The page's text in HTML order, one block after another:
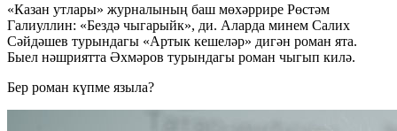
«Казан утлары» журналының баш мөхәррире Рөстәм
Галиуллин: «Бездә чыгарыйк», ди. Аларда минем Салих
Сәйдәшев турындагы «Артык кешеләр» дигән роман ята.
Быел нәшриятта Әхмәров турындагы роман чыгып килә.
Бер роман күпме языла?